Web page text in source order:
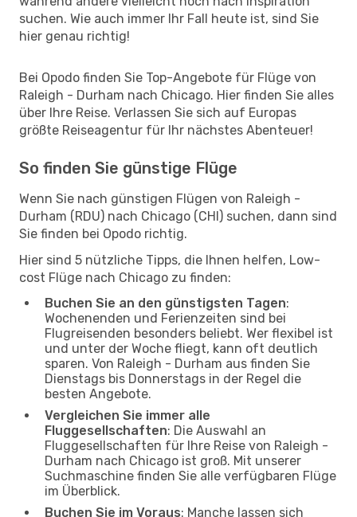
suchen. Wie auch immer Ihr Fall heute ist, sind Sie
hier genau richtig!
Bei Opodo finden Sie Top-Angebote für Flüge von
Raleigh - Durham nach Chicago. Hier finden Sie alles
über Ihre Reise. Verlassen Sie sich auf Europas
größte Reiseagentur für Ihr nächstes Abenteuer!
So finden Sie günstige Flüge
Wenn Sie nach günstigen Flügen von Raleigh -
Durham (RDU) nach Chicago (CHI) suchen, dann sind
Sie finden bei Opodo richtig.
Hier sind 5 nützliche Tipps, die Ihnen helfen, Low-
cost Flüge nach Chicago zu finden:
Buchen Sie an den günstigsten Tagen:
Wochenenden und Ferienzeiten sind bei
Flugreisenden besonders beliebt. Wer flexibel ist
und unter der Woche fliegt, kann oft deutlich
sparen. Von Raleigh - Durham aus finden Sie
Dienstags bis Donnerstags in der Regel die
besten Angebote.
Vergleichen Sie immer alle
Fluggesellschaften: Die Auswahl an
Fluggesellschaften für Ihre Reise von Raleigh -
Durham nach Chicago ist groß. Mit unserer
Suchmaschine finden Sie alle verfügbaren Flüge
im Überblick.
Buchen Sie im Voraus: Manche lassen sich